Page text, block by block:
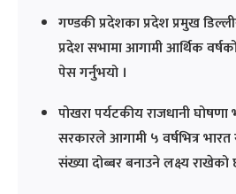
गण्डकी प्रदेशका प्रदेश प्रमुख
प्रदेश सभामा आगामी आर्थिक
पेस गर्नुभयो ।
पोखरा पर्यटकीय राजधानी
सरकारले आगामी ५ वर्षभित्र
संख्या दोब्बर बनाउने लक्ष्य राखेको